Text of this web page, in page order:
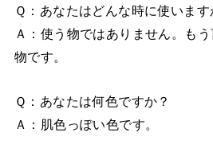
Ｑ：あなたはどんな時に使います
Ａ：使う物ではありません。も
物です。
Ｑ：あなたは何色ですか？
Ａ：肌色っぽい色です。